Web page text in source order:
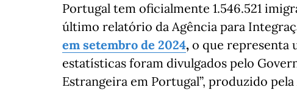
Portugal tem oficialmente 1.546.521
último relatório da Agência para
em setembro de 2024, o que representa
estatísticas foram divulgados pelo
Estrangeira em Portugal”, produzido pela